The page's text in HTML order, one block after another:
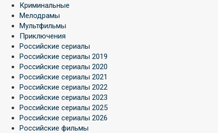
Криминальные
Мелодрамы
Мультфильмы
Приключения
Российские сериалы
Российские сериалы 2019
Российские сериалы 2020
Российские сериалы 2021
Российские сериалы 2022
Российские сериалы 2023
Российские сериалы 2025
Российские сериалы 2026
Российские фильмы